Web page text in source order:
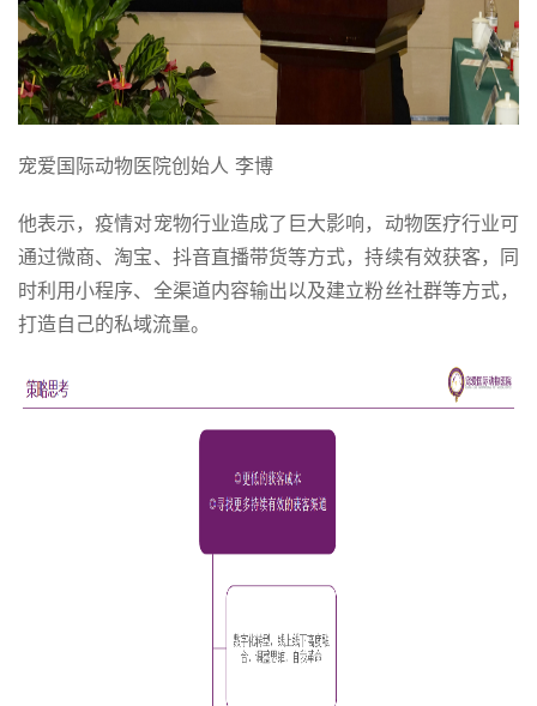
宠爱国际动物医院创始人 李博
他表示，疫情对宠物行业造成了巨大影响，动物医疗行业可
通过微商、淘宝、抖音直播带货等方式，持续有效获客，同
时利用小程序、全渠道内容输出以及建立粉丝社群等方式，
打造自己的私域流量。